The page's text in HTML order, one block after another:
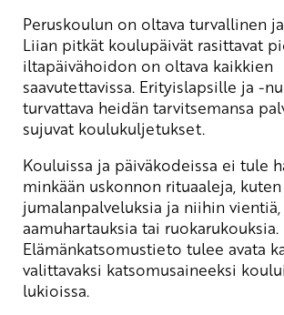
Peruskoulun on oltava turvallinen
Liian pitkät koulupäivät rasittavat
iltapäivähoidon on oltava kaikkien
saavutettavissa. Erityislapsille ja -
turvattava heidän tarvitsemansa
sujuvat koulukuljetukset.
Kouluissa ja päiväkodeissa ei tule
minkään uskonnon rituaaleja, kuten
jumalanpalveluksia ja niihin vientiä,
aamuhartauksia tai ruokarukouksia.
Elämänkatsomustieto tulee avata
valittavaksi katsomusaineeksi
lukioissa.